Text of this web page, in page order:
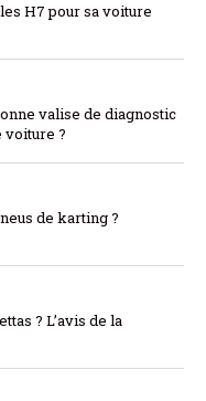
H7 pour sa voiture
valise de diagnostic
voiture ?
de karting ?
? L’avis de la